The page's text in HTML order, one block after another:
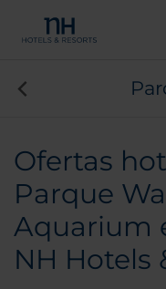
Ofertas
Parque
Aquarium
NH Hotels